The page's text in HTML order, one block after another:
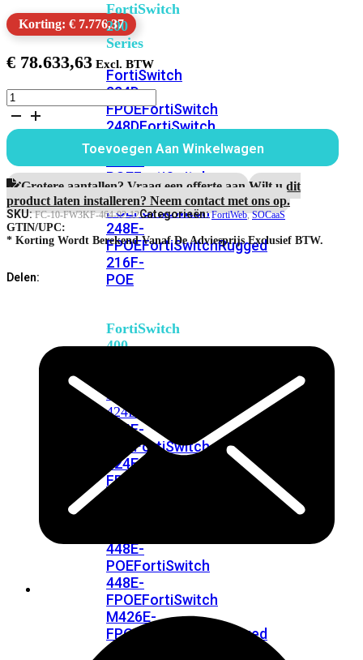
FortiSwitch
200
Series
FortiSwitch
224D-
FPOEFortiSwitch
248DFortiSwitch
224EFortiswitch
224E-
POEFortiSwitch
248E-
POEFortiSwitch
248E-
FPOEFortiSwitchRugged
216F-
POE
FortiSwitch
400
FortiSwitch
424E
424E-
FortiSwitch
424E-
FPOE
448E-
POEFortiSwitch
448E-
FPOEFortiSwitch
M426E-
FPOE
FortiSwitchRugged
424F-
Korting: € 7.776,37
€ 78.633,63
FortiWeb-
3000F
Jaar
SOCaaS
Service
aantal
Toevoegen Aan Winkelwagen
Grotere aantallen? Vraag een offerte aan.Wilt u dit
product laten installeren? Neem contact met ons op.
SKU:FC-10-FW3KF-464-02-12Categorieën:FortiWeb,SOCaaS
GTIN/UPC:
* Korting Wordt Berekend Vanaf De Adviesprijs Exclusief BTW.
Delen: